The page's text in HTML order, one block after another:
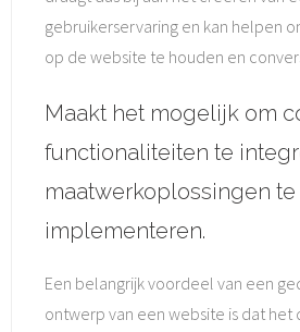
gebruikerservaring en kan helpen
op de website te houden en
Maakt het mogelijk om
functionaliteiten te
maatwerkoplossingen te
implementeren.
Een belangrijk voordeel van een
ontwerp van een website is dat het